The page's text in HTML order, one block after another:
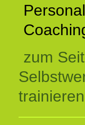
zum